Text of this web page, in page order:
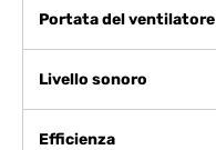
Portata del ventilatore
Livello sonoro
Efficienza